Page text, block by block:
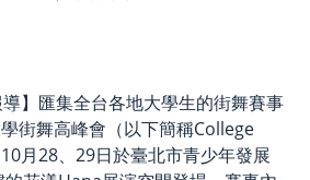
導】匯集全台各地大學生的街舞賽事
街舞高峰會（以下簡稱College
月28、29日於臺北市青少年發展